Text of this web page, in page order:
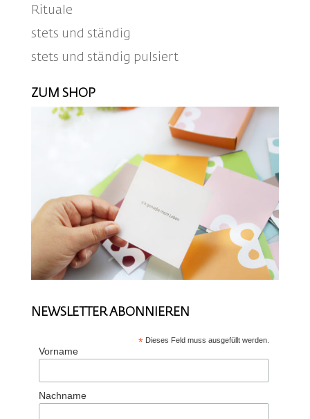
Rituale
stets und ständig
stets und ständig pulsiert
ZUM SHOP
NEWSLETTER ABONNIEREN
* Dieses Feld muss ausgefüllt werden.
Vorname
Nachname